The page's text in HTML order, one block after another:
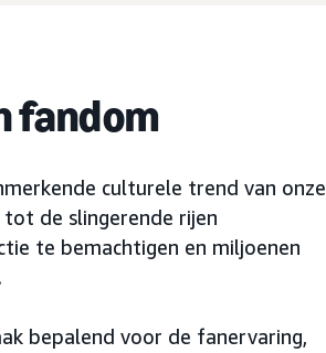
fandom
culturele trend van onze
de slingerende rijen
te bemachtigen en miljoenen
bepalend voor de fanervaring,